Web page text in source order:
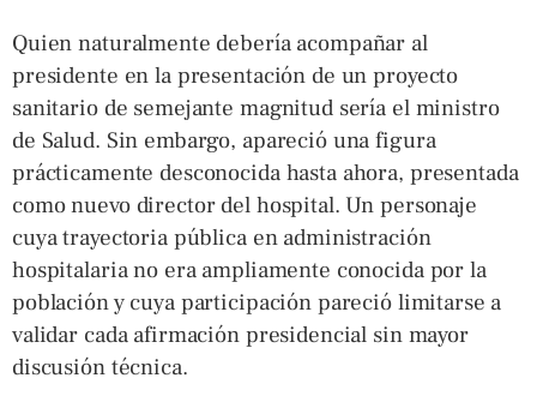
Quien naturalmente debería acompañar al
presidente en la presentación de un proyecto
sanitario de semejante magnitud sería el ministro
de Salud. Sin embargo, apareció una figura
prácticamente desconocida hasta ahora, presentada
como nuevo director del hospital. Un personaje
cuya trayectoria pública en administración
hospitalaria no era ampliamente conocida por la
población y cuya participación pareció limitarse a
validar cada afirmación presidencial sin mayor
discusión técnica.